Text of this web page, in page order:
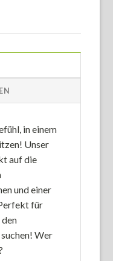
in einem
Unser
auf die
und einer
für
Wer